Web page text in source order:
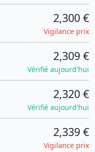
2,300 €
Vigilance prix
2,309 €
Vérifié aujourd'hui
2,320 €
Vérifié aujourd'hui
2,339 €
Vigilance prix